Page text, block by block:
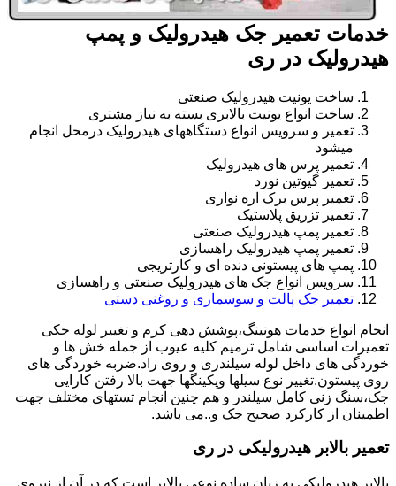
خدمات تعمیر جک هیدرولیک و پمپ
هیدرولیک در ری
ساخت یونیت هیدرولیک صنعتی
ساخت انواع یونیت بالابری بسته به نیاز مشتری
تعمیر و سرویس انواع دستگاههای هیدرولیک درمحل انجام
میشود
تعمیر پرس های هیدرولیک
تعمیر گیوتین نورد
تعمیر پرس برک اره نواری
تعمیر تزریق پلاستیک
تعمیر پمپ هیدرولیک صنعتی
تعمیر پمپ هیدرولیک راهسازی
پمپ های پیستونی دنده ای و کارتریجی
سرویس انواع جک های هیدرولیک صنعتی و راهسازی
تعمیر جک پالت و سوسماری و روغنی دستی
انجام انواع خدمات هونینگ،پوشش دهی کرم و تغییر لوله جکی
تعمیرات اساسی شامل ترمیم کلیه عیوب از جمله خش ها و
خوردگی های داخل لوله سیلندری و روی راد.ضربه خوردگی های
روی پیستون.تغییر نوع سیلها وپکینگها جهت بالا رفتن کارایی
جک،سنگ زنی کامل سیلندر و هم چنین انجام تستهای مختلف جهت
اطمینان از کارکرد صحیح جک و..می باشد.
تعمیر بالابر هیدرولیکی در ری
بالابر هیدرولیکی به زبان ساده نوعی بالابر است که در آن از نیروی